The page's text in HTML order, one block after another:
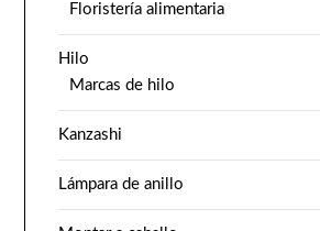
Floristería alimentaria
Hilo
Marcas de hilo
Kanzashi
Lámpara de anillo